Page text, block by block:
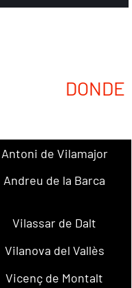
DONDE
Antoni de Vilamajor
Andreu de la Barca
Vilassar de Dalt
Vilanova del Vallès
Vicenç de Montalt